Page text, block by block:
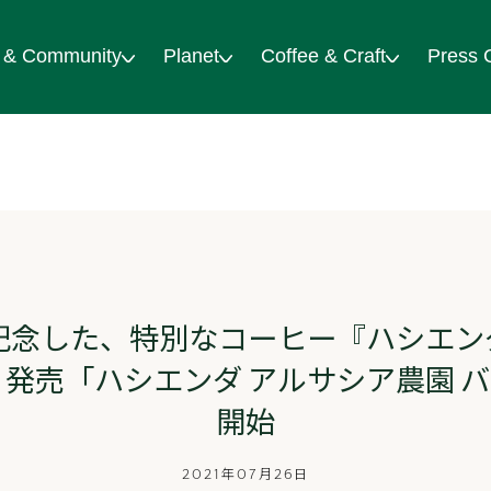
Community Planet Coffee & Craft Press
念した、特別なコーヒー『ハシエ
発売「ハシエンダ アルサシア農園
開始
2021年07月26日